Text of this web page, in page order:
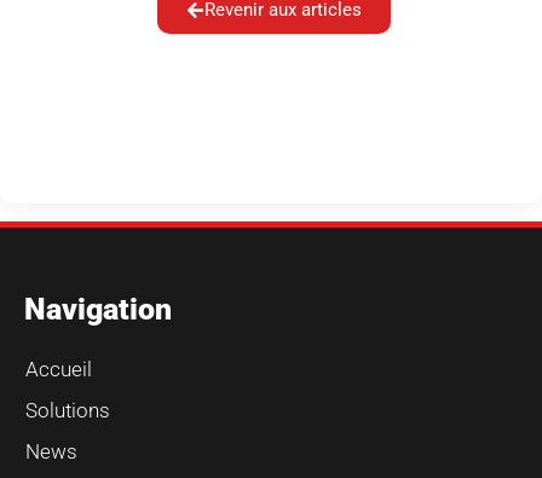
Revenir aux articles
Navigation
Accueil
Solutions
News